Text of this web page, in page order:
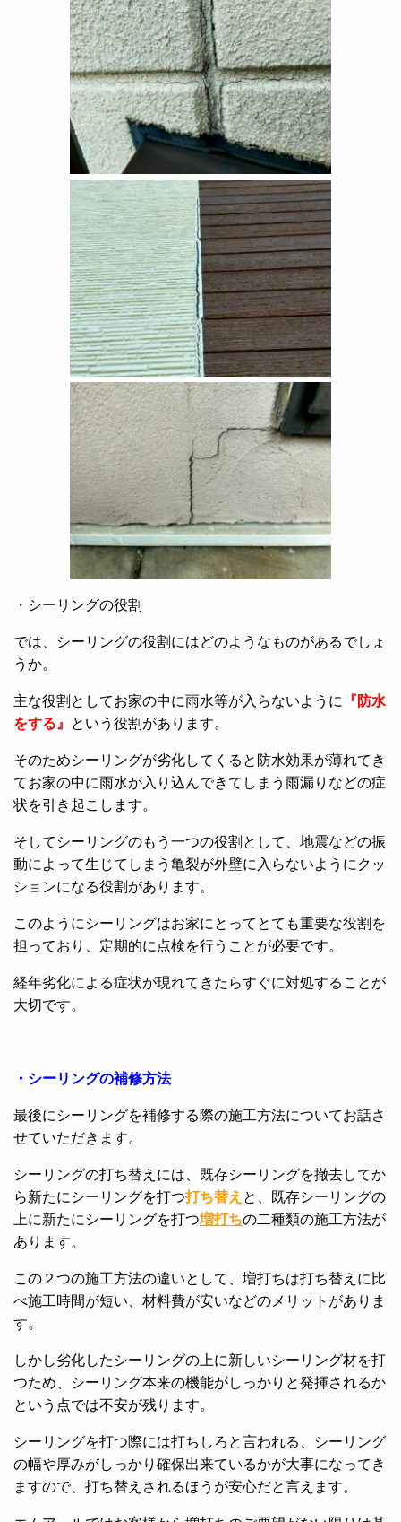
・シーリングの役割
では、シーリングの役割にはどのようなものがあるでしょ
うか。
主な役割としてお家の中に雨水等が入らないように 『 防水
をする』
という役割があります。
そのためシーリングが劣化してくると防水効果が薄れてき
てお家の中に雨水が入り込んできてしまう雨漏りなどの症
状を引き起こします。
そしてシーリングのもう一つの役割として、地震などの振
動によって生じてしまう亀裂が外壁に入らないようにクッ
ションになる役割があります。
このようにシーリングはお家にとってとても重要な役割を
担っており、定期的に点検を行うことが必要です。
経年劣化による症状が現れてきたらすぐに対処することが
大切です。
・シーリングの補修方法
最後にシーリングを補修する際の施工方法についてお話さ
せていただきます。
シーリングの打ち替えには、既存シーリングを撤去してか
ら新たにシーリングを打つ打ち替え と、既存シーリングの
上に新たにシーリングを打つ増打ちの二種類の施工方法が
あります。
この２つの施工方法の違いとして、増打ちは打ち替えに比
べ施工時間が短い、材料費が安いなどのメリットがありま
す。
しかし劣化したシーリングの上に新しいシーリング材を打
つため、シーリング本来の機能がしっかりと発揮されるか
という点では不安が残ります。
シーリングを打つ際には打ちしろと言われる、シーリング
の幅や厚みがしっかり確保出来ているかが大事になってき
ますので、打ち替えされるほうが安心だと言えます。